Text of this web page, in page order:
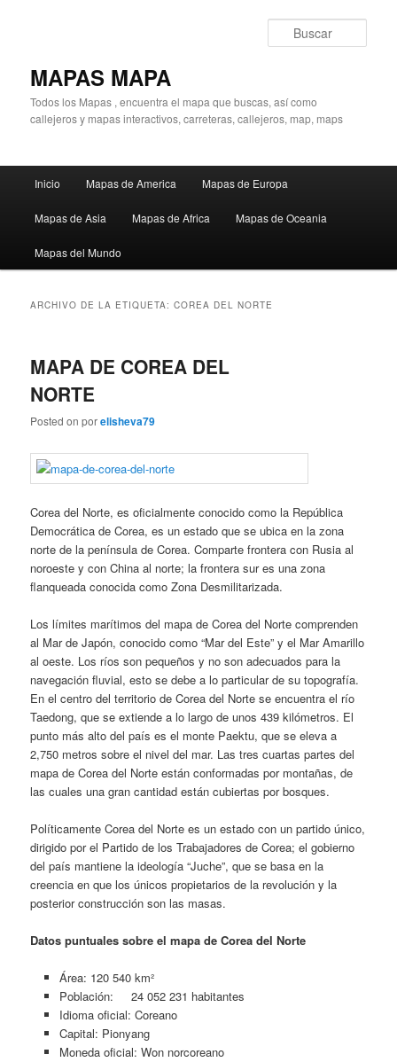
MAPAS MAPA
Todos los Mapas , encuentra el mapa que buscas, así como
callejeros y mapas interactivos, carreteras, callejeros, map, maps
principal
Inicio Mapas de America Mapas de Europa
Mapas de Asia Mapas de Africa Mapas de Oceania
Mapas del Mundo
ARCHIVO DE LA ETIQUETA:COREA DEL NORTE
MAPA DE COREA DEL
NORTE
Posted onporelisheva79
Corea del Norte, es oficialmente conocido como la República
Democrática de Corea, es un estado que se ubica en la zona
norte de la península de Corea. Comparte frontera con Rusia al
noroeste y con China al norte; la frontera sur es una zona
flanqueada conocida como Zona Desmilitarizada.
Los límites marítimos del mapa de Corea del Norte comprenden
al Mar de Japón, conocido como “Mar del Este” y el Mar Amarillo
al oeste. Los ríos son pequeños y no son adecuados para la
navegación fluvial, esto se debe a lo particular de su topografía.
En el centro del territorio de Corea del Norte se encuentra el río
Taedong, que se extiende a lo largo de unos 439 kilómetros. El
punto más alto del país es el monte Paektu, que se eleva a
2,750 metros sobre el nivel del mar. Las tres cuartas partes del
mapa de Corea del Norte están conformadas por montañas, de
las cuales una gran cantidad están cubiertas por bosques.
Políticamente Corea del Norte es un estado con un partido único,
dirigido por el Partido de los Trabajadores de Corea; el gobierno
del país mantiene la ideología “Juche”, que se basa en la
creencia en que los únicos propietarios de la revolución y la
posterior construcción son las masas.
Datos puntuales sobre el mapa de Corea del Norte
Área: 120 540 km²
Población: 24 052 231 habitantes
Idioma oficial: Coreano
Capital: Pionyang
Moneda oficial: Won norcoreano